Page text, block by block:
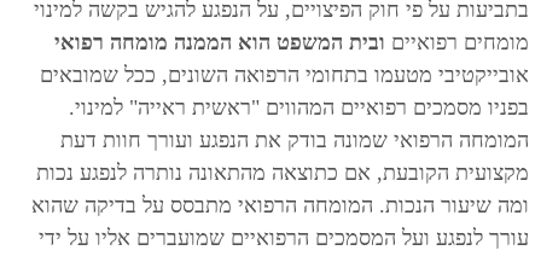
בתביעות על פי חוק הפיצויים, על הנפגע להגיש בקשה למינוי
מומחים רפואיים ובית המשפט הוא הממנה מומחה רפואי
אובייקטיבי מטעמו בתחומי הרפואה השונים, ככל שמובאים
בפניו מסמכים רפואיים המהווים "ראשית ראייה" למינוי.
המומחה הרפואי שמונה בודק את הנפגע ועורך חוות דעת
מקצועית הקובעת, אם כתוצאה מהתאונה נותרה לנפגע נכות
ומה שיעור הנכות. המומחה הרפואי מתבסס על בדיקה שהוא
עורך לנפגע ועל המסמכים הרפואיים שמועברים אליו על ידי